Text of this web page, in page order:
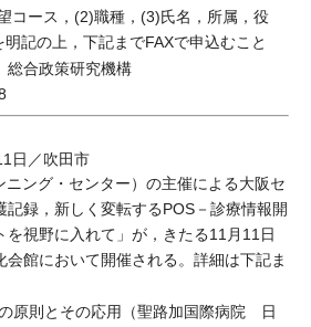
コース，(2)職種，(3)氏名，所属，役
記の上，下記までFAXで申込むこと
合政策研究機構
日／吹田市
ング・センター）の主催による大阪セ
記録，新しく変転するPOS－診療情報開
を視野に入れて」が，きたる11月11日
会館において開催される。詳細は下記ま
の原則とその応用（聖路加国際病院 日